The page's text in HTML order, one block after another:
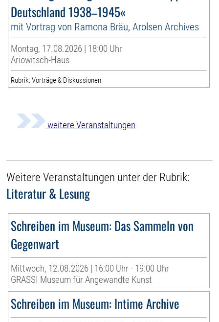
Deutschland 1938–1945«
mit Vortrag von Ramona Bräu, Arolsen Archives
Montag, 17.08.2026 | 18:00 Uhr
Ariowitsch-Haus
Rubrik: Vorträge & Diskussionen
weitere Veranstaltungen
Weitere Veranstaltungen unter der Rubrik:
Literatur & Lesung
Schreiben im Museum: Das Sammeln von
Gegenwart
Mittwoch, 12.08.2026 | 16:00 Uhr - 19:00 Uhr
GRASSI Museum für Angewandte Kunst
Schreiben im Museum: Intime Archive